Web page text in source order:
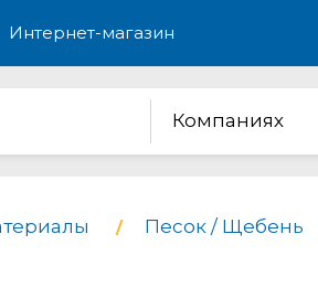
Интернет-магазин
Компаниях
Песок / Щебень